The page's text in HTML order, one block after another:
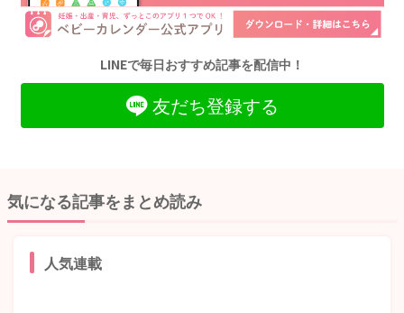
LINEで毎日おすすめ記事を配信中！
友だち登録する
気になる記事をまとめ読み
人気連載